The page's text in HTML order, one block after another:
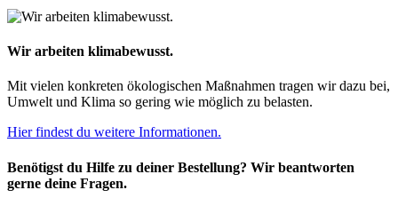
Wir arbeiten klimabewusst.
Mit vielen konkreten ökologischen Maßnahmen tragen wir dazu bei,
Umwelt und Klima so gering wie möglich zu belasten.
Hier findest du weitere Informationen.
Benötigst du Hilfe zu deiner Bestellung? Wir beantworten
gerne deine Fragen.